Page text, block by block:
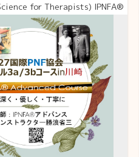
for Therapists) IPNFA®